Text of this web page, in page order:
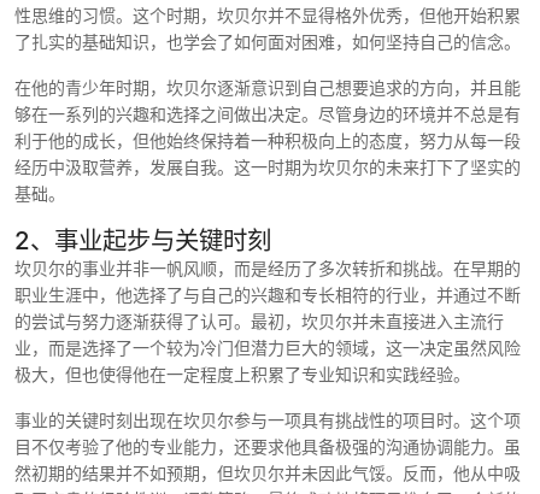
性思维的习惯。这个时期，坎贝尔并不显得格外优秀，但他开始积累
了扎实的基础知识，也学会了如何面对困难，如何坚持自己的信念。
在他的青少年时期，坎贝尔逐渐意识到自己想要追求的方向，并且能
够在一系列的兴趣和选择之间做出决定。尽管身边的环境并不总是有
利于他的成长，但他始终保持着一种积极向上的态度，努力从每一段
经历中汲取营养，发展自我。这一时期为坎贝尔的未来打下了坚实的
基础。
2、事业起步与关键时刻
坎贝尔的事业并非一帆风顺，而是经历了多次转折和挑战。在早期的
职业生涯中，他选择了与自己的兴趣和专长相符的行业，并通过不断
的尝试与努力逐渐获得了认可。最初，坎贝尔并未直接进入主流行
业，而是选择了一个较为冷门但潜力巨大的领域，这一决定虽然风险
极大，但也使得他在一定程度上积累了专业知识和实践经验。
事业的关键时刻出现在坎贝尔参与一项具有挑战性的项目时。这个项
目不仅考验了他的专业能力，还要求他具备极强的沟通协调能力。虽
然初期的结果并不如预期，但坎贝尔并未因此气馁。反而，他从中吸